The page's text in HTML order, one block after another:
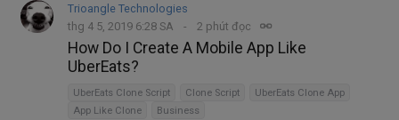
Trioangle Technologies
thg 4 5, 2019 6:28 SA
2 phút đọc
How Do I Create A Mobile App Like
UberEats?
UberEats Clone Script Clone Script
UberEats Clone App
App Like Clone
Business